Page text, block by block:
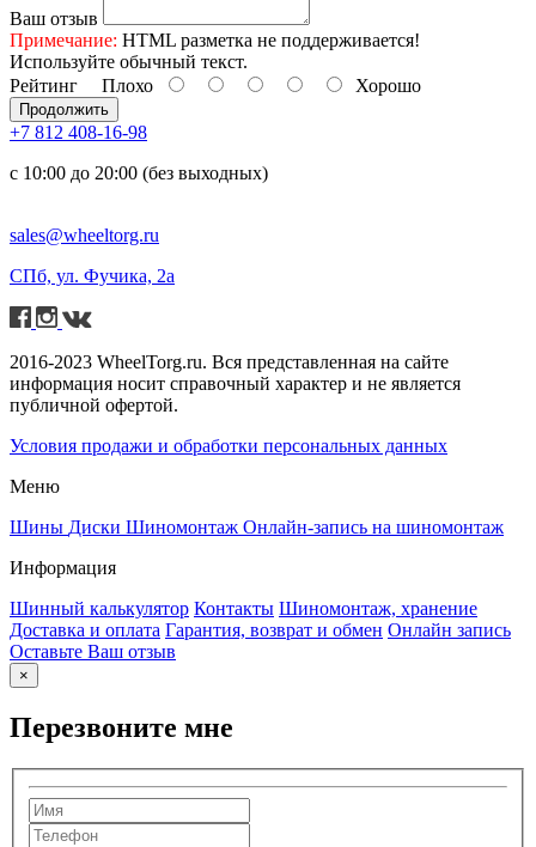
Ваш отзыв
Примечание: HTML разметка не поддерживается!
Используйте обычный текст.
Рейтинг Плохо Хорошо
Продолжить
+7 812 408-16-98
с 10:00 до 20:00 (без выходных)
sales@wheeltorg.ru
СПб, ул. Фучика, 2а
2016-2023 WheelTorg.ru. Вся представленная на сайте
информация носит справочный характер и не является
публичной офертой.
Условия продажи и обработки персональных данных
Меню
Шины Диски Шиномонтаж Онлайн-запись на шиномонтаж
Информация
Шинный калькулятор Контакты Шиномонтаж, хранение
Доставка и оплата Гарантия, возврат и обмен Онлайн запись
Оставьте Ваш отзыв
×
Перезвоните мне